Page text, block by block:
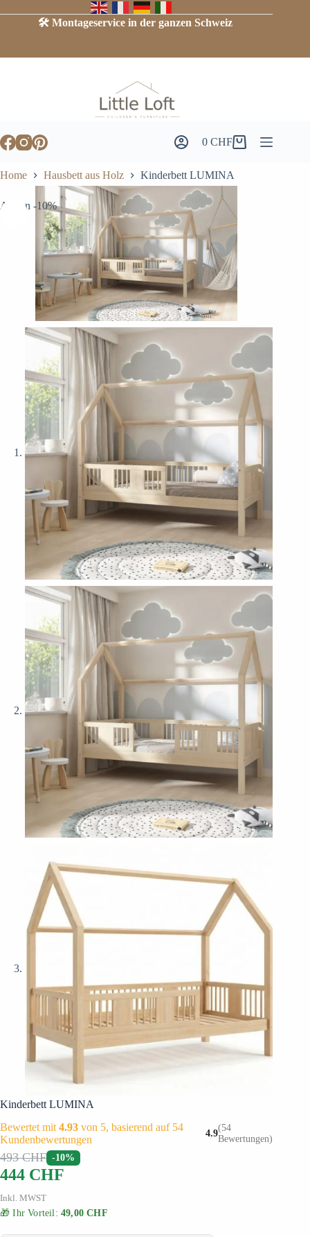
to
🛠️ Montageservice in der ganzen Schweiz
Warenkorb
0CHF
Home Hausbett aus Holz Kinderbett LUMINA
Aktion -10%
Kinderbett LUMINA
Bewertet mit 4.93 von 5, basierend auf 54
Kundenbewertungen
4.9
(54
Bewertungen)
-10%
493CHF
444 CHF
Inkl. MWST
🎁 Ihr Vorteil: 49,00 CHF